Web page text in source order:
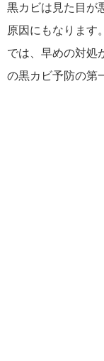
黒カビは見た目が
原因にもなります
では、早めの対処
の黒カビ予防の第